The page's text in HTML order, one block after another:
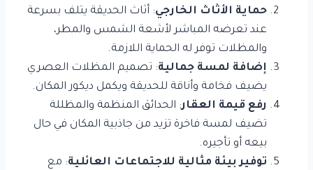
حماية الأثاث الخارجي: أثاث الحديقة يتلف بسرعة
عند تعرضه المباشر لأشعة الشمس والمطر،
والمظلات توفر له الحماية اللازمة.
إضافة لمسة جمالية: تصميم المظلات العصري
يضيف فخامة وأناقة للحديقة ويكمل ديكور المكان.
رفع قيمة العقار: الحدائق المنظمة والمظللة
تضيف لمسة فاخرة تزيد من جاذبية المكان في حال
بيعه أو تأجيره.
توفير بيئة مثالية للاجتماعات العائلية: مع